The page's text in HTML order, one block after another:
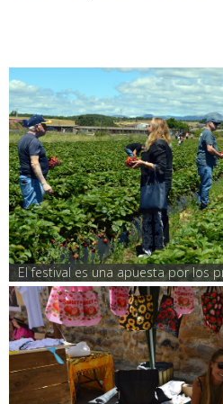
El festival es una apuesta por los